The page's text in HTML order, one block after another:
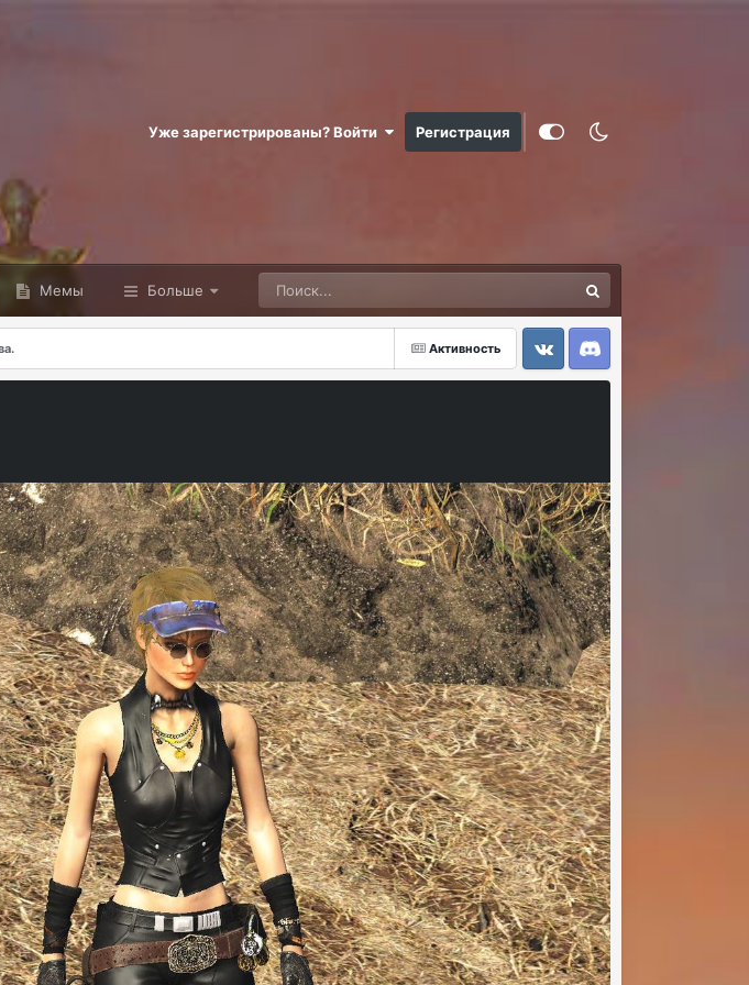
Уже зарегистрированы? Войти Регистрация
Мемы Больше
Активность
VK
Discord